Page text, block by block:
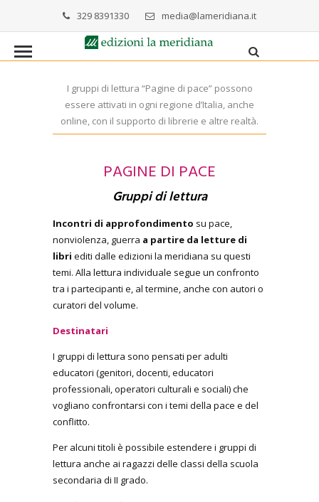
329 8391330 media@lameridiana.it
I gruppi di lettura “Pagine di pace” possono
essere attivati in ogni regione d’Italia, anche
online, con il supporto di librerie e altre realtà.
PAGINE DI PACE
Gruppi di lettura
Incontri di approfondimento su pace,
nonviolenza, guerra a partire da letture di
libri editi dalle edizioni la meridiana su questi
temi. Alla lettura individuale segue un confronto
tra i partecipanti e, al termine, anche con autori o
curatori del volume.
Destinatari
I gruppi di lettura sono pensati per adulti
educatori (genitori, docenti, educatori
professionali, operatori culturali e sociali) che
vogliano confrontarsi con i temi della pace e del
conflitto.
Per alcuni titoli è possibile estendere i gruppi di
lettura anche ai ragazzi delle classi della scuola
secondaria di II grado.